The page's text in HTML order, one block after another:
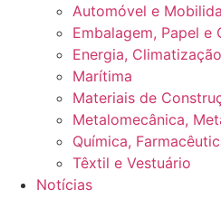
Automóvel e
Embalagem, Papel e
Energia,
Marítima
Materiais de
Metalomecânica,
Química,
Têxtil e Vestuário
Notícias